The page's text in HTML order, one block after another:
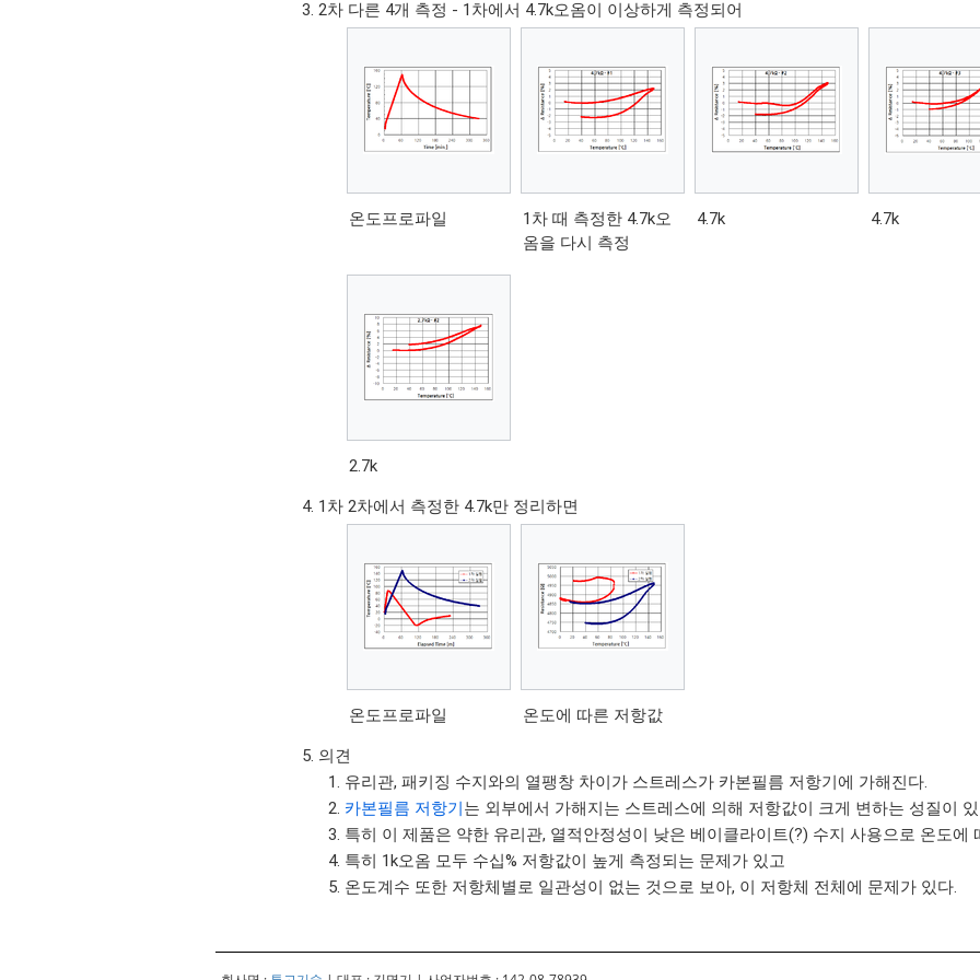
2차 다른 4개 측정 - 1차에서 4.7k오옴이 이상하게 측정되어
온도프로파일
1차 때 측정한 4.7k오
옴을 다시 측정
4.7k 4.7k
2.7k
1차 2차에서 측정한 4.7k만 정리하면
온도프로파일 온도에 따른 저항값
의견
유리관, 패키징 수지와의 열팽창 차이가 스트레스가 카본필름 저항기에 가해진다.
카본필름 저항기는 외부에서 가해지는 스트레스에 의해 저항값이 크게 변하는 성질이
특히 이 제품은 약한 유리관, 열적안정성이 낮은 베이클라이트(?) 수지 사용으로 온도에
특히 1k오옴 모두 수십% 저항값이 높게 측정되는 문제가 있고
온도계수 또한 저항체별로 일관성이 없는 것으로 보아, 이 저항체 전체에 문제가 있다.